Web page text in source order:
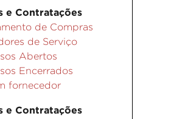
e Contratações
de Compras
de Serviço
Abertos
Encerrados
fornecedor
e Contratações